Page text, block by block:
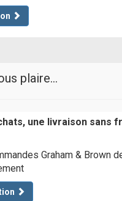
plaire...
une livraison sans
Graham & Brown